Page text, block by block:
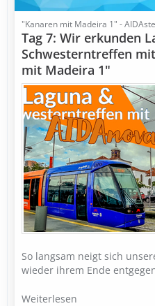
"Kanaren mit Madeira 1" -
Tag 7: Wir erkunden
Schwesterntreffen
mit Madeira 1"
So langsam neigt sich
wieder ihrem Ende
Weiterlesen